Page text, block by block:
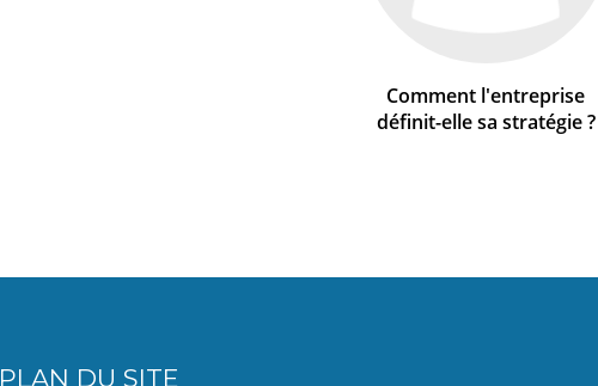
Comment l'entreprise
définit-elle sa stratégie ?
PLAN DU SITE